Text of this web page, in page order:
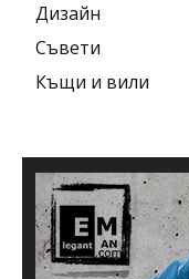
Дизайн
Съвети
Къщи и вили